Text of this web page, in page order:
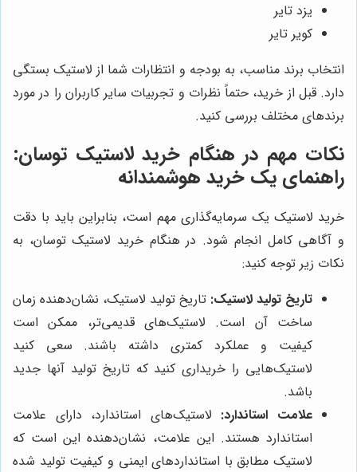
یزد تایر
کویر تایر
انتخاب برند مناسب، به بودجه و انتظارات شما از لاستیک بستگی
دارد. قبل از خرید، حتماً نظرات و تجربیات سایر کاربران را در مورد
برندهای مختلف بررسی کنید.
نکات مهم در هنگام خرید لاستیک توسان:
راهنمای یک خرید هوشمندانه
خرید لاستیک یک سرمایه‌گذاری مهم است، بنابراین باید با دقت
و آگاهی کامل انجام شود. در هنگام خرید لاستیک توسان، به
نکات زیر توجه کنید:
تاریخ تولید لاستیک: تاریخ تولید لاستیک، نشان‌دهنده زمان
ساخت آن است. لاستیک‌های قدیمی‌تر، ممکن است
کیفیت و عملکرد کمتری داشته باشند. سعی کنید
لاستیک‌هایی را خریداری کنید که تاریخ تولید آنها جدید
باشد.
علامت استاندارد: لاستیک‌های استاندارد، دارای علامت
استاندارد هستند. این علامت، نشان‌دهنده این است که
لاستیک مطابق با استانداردهای ایمنی و کیفیت تولید شده